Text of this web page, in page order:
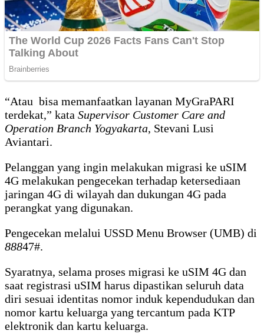
“Atau bisa memanfaatkan layanan MyGraPARI
terdekat,” kata Supervisor Customer Care and
Operation Branch Yogyakarta, Stevani Lusi
Aviantari.
Pelanggan yang ingin melakukan migrasi ke uSIM
4G melakukan pengecekan terhadap ketersediaan
jaringan 4G di wilayah dan dukungan 4G pada
perangkat yang digunakan.
Pengecekan melalui USSD Menu Browser (UMB) di
88847#.
Syaratnya, selama proses migrasi ke uSIM 4G dan
saat registrasi uSIM harus dipastikan seluruh data
diri sesuai identitas nomor induk kependudukan dan
nomor kartu keluarga yang tercantum pada KTP
elektronik dan kartu keluarga.